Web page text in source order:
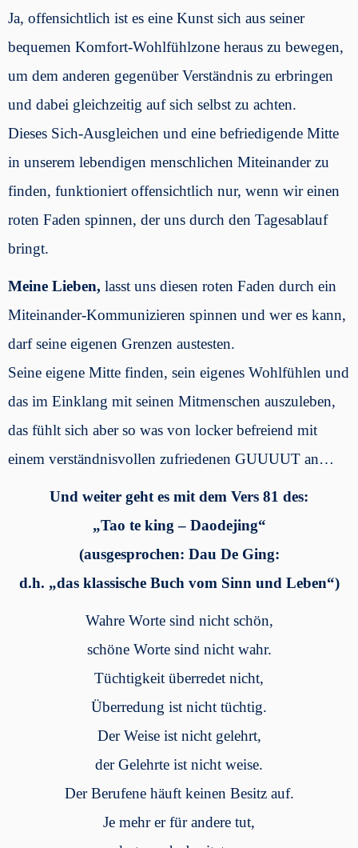
Ja, offensichtlich ist es eine Kunst sich aus seiner
bequemen Komfort-Wohlfühlzone heraus zu bewegen,
um dem anderen gegenüber Verständnis zu erbringen
und dabei gleichzeitig auf sich selbst zu achten.
Dieses Sich-Ausgleichen und eine befriedigende Mitte
in unserem lebendigen menschlichen Miteinander zu
finden, funktioniert offensichtlich nur, wenn wir einen
roten Faden spinnen, der uns durch den Tagesablauf
bringt.
Meine Lieben, lasst uns diesen roten Faden durch ein
Miteinander-Kommunizieren spinnen und wer es kann,
darf seine eigenen Grenzen austesten.
Seine eigene Mitte finden, sein eigenes Wohlfühlen und
das im Einklang mit seinen Mitmenschen auszuleben,
das fühlt sich aber so was von locker befreiend mit
einem verständnisvollen zufriedenen GUUUUT an…
Und weiter geht es mit dem Vers 81 des:
„Tao te king – Daodejing“
(ausgesprochen: Dau De Ging:
d.h. „das klassische Buch vom Sinn und Leben“)
Wahre Worte sind nicht schön,
schöne Worte sind nicht wahr.
Tüchtigkeit überredet nicht,
Überredung ist nicht tüchtig.
Der Weise ist nicht gelehrt,
der Gelehrte ist nicht weise.
Der Berufene häuft keinen Besitz auf.
Je mehr er für andere tut,